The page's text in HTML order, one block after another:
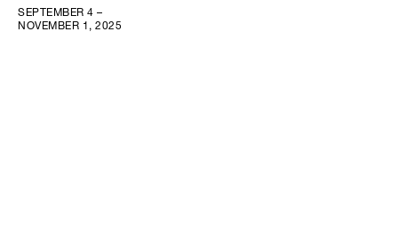
SEPTEMBER 4 –
NOVEMBER 1, 2025